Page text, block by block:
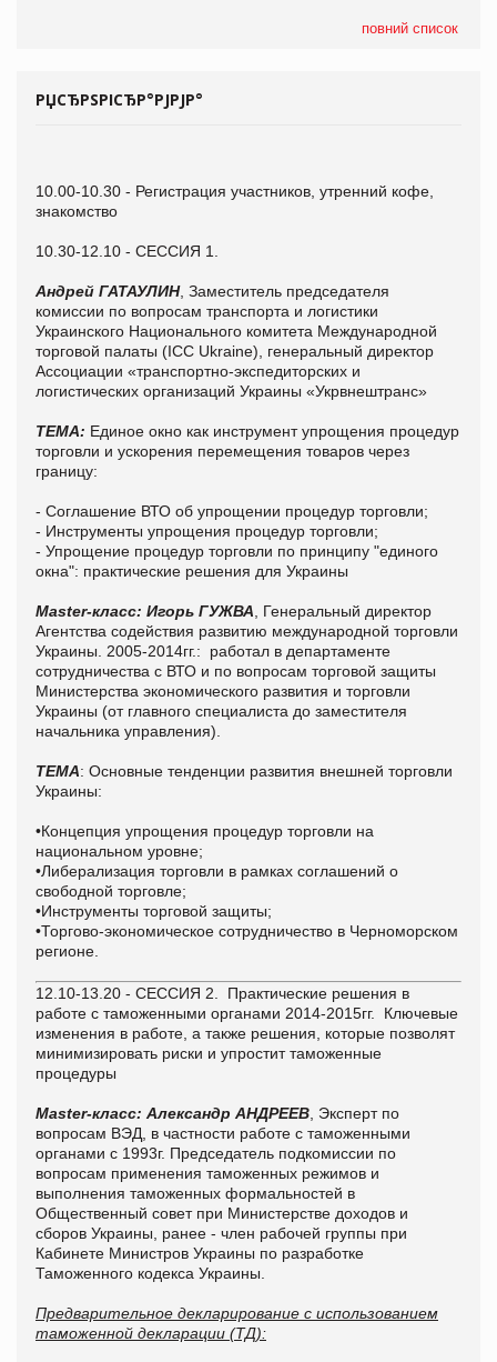
повний список
РЏСЂРЅРІСЂР°РЈРЈР°
10.00-10.30 - Регистрация участников, утренний кофе,
знакомство
10.30-12.10 - СЕССИЯ 1.
Андрей ГАТАУЛИН, Заместитель председателя
комиссии по вопросам транспорта и логистики
Украинского Национального комитета Международной
торговой палаты (ICC Ukraine), генеральный директор
Ассоциации «транспортно-экспедиторских и
логистических организаций Украины «Укрвнештранс»
ТЕМА: Единое окно как инструмент упрощения процедур
торговли и ускорения перемещения товаров через
границу:
- Соглашение ВТО об упрощении процедур торговли;
- Инструменты упрощения процедур торговли;
- Упрощение процедур торговли по принципу "единого
окна": практические решения для Украины
Master-класс: Игорь ГУЖВА , Генеральный директор
Агентства содействия развитию международной торговли
Украины. 2005-2014гг.: работал в департаменте
сотрудничества с ВТО и по вопросам торговой защиты
Министерства экономического развития и торговли
Украины (от главного специалиста до заместителя
начальника управления).
ТЕМА: Основные тенденции развития внешней торговли
Украины:
•Концепция упрощения процедур торговли на
национальном уровне;
•Либерализация торговли в рамках соглашений о
свободной торговле;
•Инструменты торговой защиты;
•Торгово-экономическое сотрудничество в Черноморском
регионе.
12.10-13.20 - СЕССИЯ 2. Практические решения в
работе с таможенными органами 2014-2015гг.
Ключевые
изменения в работе, а также решения, которые позволят
минимизировать риски и упростит таможенные
процедуры
Master-класс: Александр АНДРЕЕВ , Эксперт по
вопросам ВЭД, в частности работе с таможенными
органами с 1993г. Председатель подкомиссии по
вопросам применения таможенных режимов и
выполнения таможенных формальностей в
Общественный совет при Министерстве доходов и
сборов Украины, ранее - член рабочей группы при
Кабинете Министров Украины по разработке
Таможенного кодекса Украины.
Предварительное декларирование с использованием
таможенной декларации (ТД):